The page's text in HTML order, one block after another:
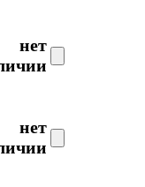
нет
нет